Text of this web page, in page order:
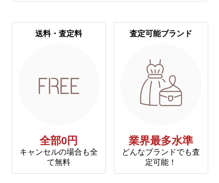
送料・査定料
全部0円
キャンセルの場合も全
て無料
査定可能ブランド
業界最多水準
どんなブランドでも査
定可能！